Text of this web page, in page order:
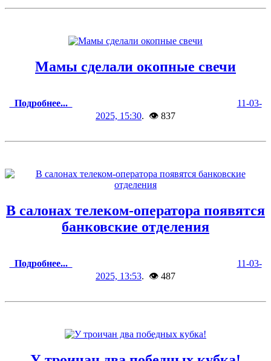
Мамы сделали окопные свечи
Подробнее...
11-03-
2025, 15:30. 👁 837
В салонах телеком-оператора появятся
банковские отделения
Подробнее...
11-03-
2025, 13:53. 👁 487